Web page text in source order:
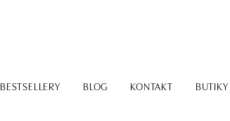
BESTSELLERY BLOG KONTAKT BUTIKY